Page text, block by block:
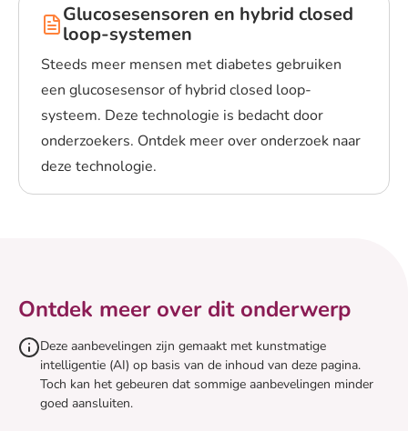
Glucosesensoren en hybrid closed
loop-systemen
Steeds meer mensen met diabetes gebruiken
een glucosesensor of hybrid closed loop-
systeem. Deze technologie is bedacht door
onderzoekers. Ontdek meer over onderzoek naar
deze technologie.
Lees meer over Glucosesensoren en hybrid closed
Ontdek meer over dit onderwerp
Deze aanbevelingen zijn gemaakt met kunstmatige
intelligentie (AI) op basis van de inhoud van deze pagina.
Toch kan het gebeuren dat sommige aanbevelingen minder
goed aansluiten.